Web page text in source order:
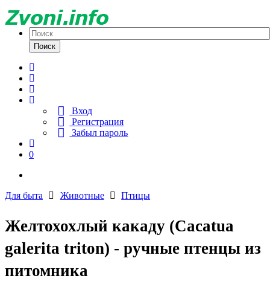
Поиск
Вход
Регистрация
Забыл пароль
0
Для быта Животные Птицы
Желтохохлый какаду (Сacatua
galerita triton) - ручные птенцы из
питомника